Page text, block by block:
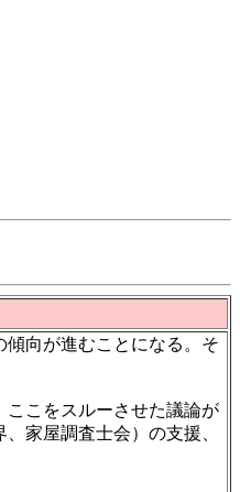
向が進むことになる。そ
こをスルーさせた議論が
家屋調査士会）の支援、